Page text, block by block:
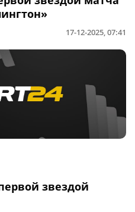
17-12-2025, 07:41
звездой